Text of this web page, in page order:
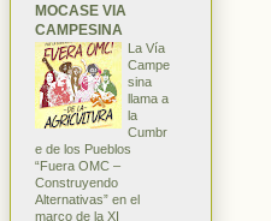
MOCASE VIA
CAMPESINA
La Vía
Campe
sina
llama a
la
Cumbr
e de los Pueblos
“Fuera OMC –
Construyendo
Alternativas” en el
marco de la XI